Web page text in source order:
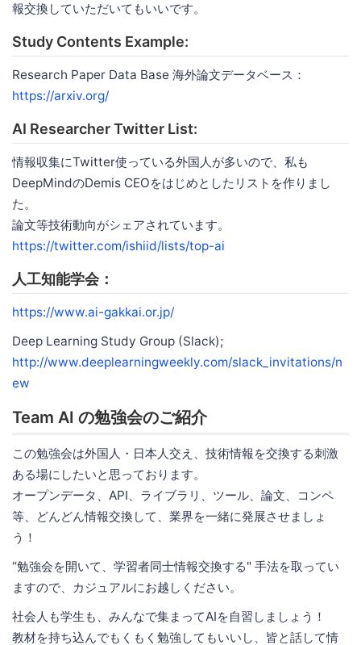
報交換していただいてもいいです。
Study Contents Example:
Research Paper Data Base 海外論文データベース：
https://arxiv.org/
AI Researcher Twitter List:
情報収集にTwitter使っている外国人が多いので、私も
DeepMindのDemis CEOをはじめとしたリストを作りまし
た。
論文等技術動向がシェアされています。
https://twitter.com/ishiid/lists/top-ai
人工知能学会：
https://www.ai-gakkai.or.jp/
Deep Learning Study Group (Slack);
http://www.deeplearningweekly.com/slack_invitations/n
ew
Team AI の勉強会のご紹介
この勉強会は外国人・日本人交え、技術情報を交換する刺激
ある場にしたいと思っております。
オープンデータ、API、ライブラリ、ツール、論文、コンペ
等、どんどん情報交換して、業界を一緒に発展させましょ
う！
“勉強会を開いて、学習者同士情報交換する" 手法を取ってい
ますので、カジュアルにお越しください。
社会人も学生も、みんなで集まってAIを自習しましょう！
教材を持ち込んでもくもく勉強してもいいし、皆と話して情